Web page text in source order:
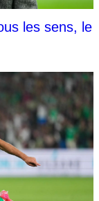
les sens, le